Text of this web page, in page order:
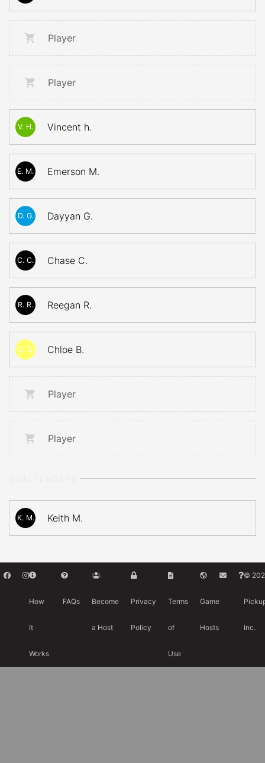
Player
Player
V. H. Vincent h.
E. M. Emerson M.
D. G. Dayyan G.
C. C. Chase C.
R. R. Reegan R.
C. B. Chloe B.
Player
Player
K. M. Keith M.
How
It
Works
FAQs Become
a Host
Privacy
Policy
Terms
of
Use
Game
Hosts
©
Inc.